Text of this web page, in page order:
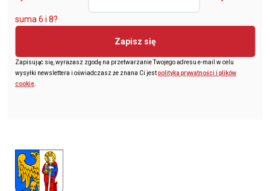
suma 6 i 8?
Zapisz się
Zapisując się, wyrażasz zgodę na przetwarzanie Twojego adresu e-mail w celu
wysyłki newslettera i oświadczasz że znana Ci jestpolityka prywatności i plików
cookie